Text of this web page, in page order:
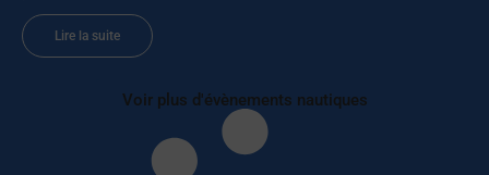
Lire la suite
Voir plus d'évènements nautiques